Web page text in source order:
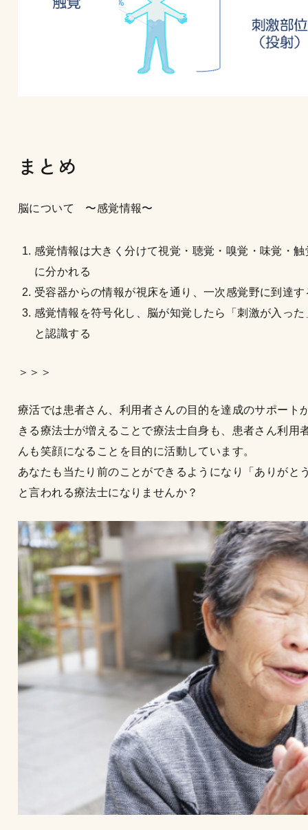
まとめ
脳について 〜感覚情報〜
感覚情報は大きく分けて視覚・聴覚・嗅覚・味覚・触
に分かれる
受容器からの情報が視床を通り、一次感覚野に到達す
感覚情報を符号化し、脳が知覚したら「刺激が入った
と認識する
＞＞＞
療活では患者さん、利用者さんの目的を達成のサポート
きる療法士が増えることで療法士自身も、患者さん利用
んも笑顔になることを目的に活動しています。
あなたも当たり前のことができるようになり「ありがと
と言われる療法士になりませんか？